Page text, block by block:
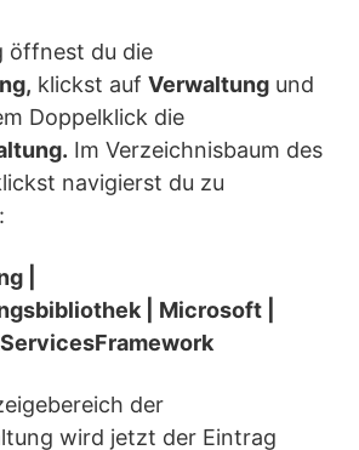
öffnest du die
klickst auf Verwaltung und
Doppelklick die
Im Verzeichnisbaum des
navigierst du zu
|
| Microsoft |
der
wird jetzt der Eintrag